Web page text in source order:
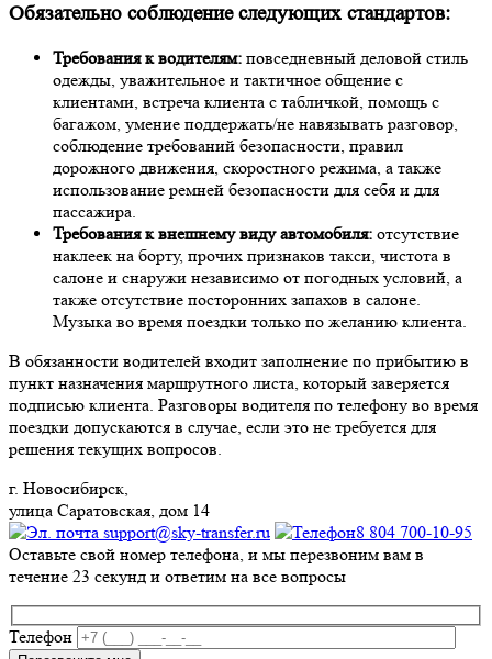
Обязательно соблюдение следующих стандартов:
Требования к водителям: повседневный деловой стиль
одежды, уважительное и тактичное общение с
клиентами, встреча клиента с табличкой, помощь с
багажом, умение поддержать/не навязывать разговор,
соблюдение требований безопасности, правил
дорожного движения, скоростного режима, а также
использование ремней безопасности для себя и для
пассажира.
Требования к внешнему виду автомобиля: отсутствие
наклеек на борту, прочих признаков такси, чистота в
салоне и снаружи независимо от погодных условий, а
также отсутствие посторонних запахов в салоне.
Музыка во время поездки только по желанию клиента.
В обязанности водителей входит заполнение по прибытию в
пункт назначения маршрутного листа, который заверяется
подписью клиента. Разговоры водителя по телефону во время
поездки допускаются в случае, если это не требуется для
решения текущих вопросов.
г. Новосибирск,
улица Саратовская, дом 14
support@sky-transfer.ru
8 804 700-10-95
Оставьте свой номер телефона, и мы перезвоним вам в
течение 23 секунд и ответим на все вопросы
Телефон